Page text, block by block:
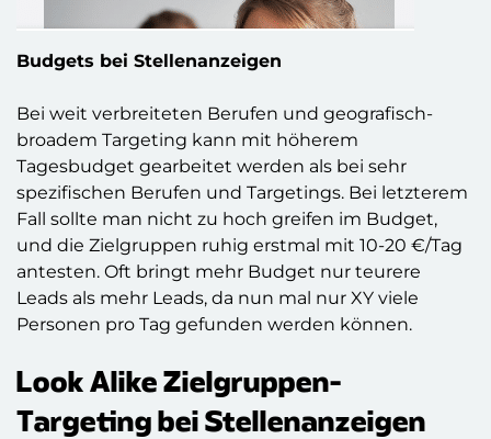
Budgets bei Stellenanzeigen
Bei weit verbreiteten Berufen und geografisch-
broadem Targeting kann mit höherem
Tagesbudget gearbeitet werden als bei sehr
spezifischen Berufen und Targetings. Bei letzterem
Fall sollte man nicht zu hoch greifen im Budget,
und die Zielgruppen ruhig erstmal mit 10-20 €/Tag
antesten. Oft bringt mehr Budget nur teurere
Leads als mehr Leads, da nun mal nur XY viele
Personen pro Tag gefunden werden können.
Look Alike Zielgruppen-
Targeting bei Stellenanzeigen